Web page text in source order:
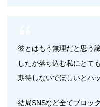
彼とはもう無理だと思う
したが落ち込む私にとて
期待しないでほしいとハ
結局SNSなど全てブロッ